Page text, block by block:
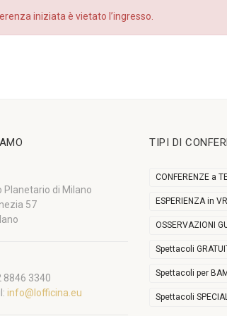
iniziata è vietato l’ingresso.
Planetario di Milano
57
8846 3340
info@lofficina.eu
TIPI DI
CONFERENZE a
ESPERIENZA in VR
OSSERVAZIONI
Spettacoli
Spettacoli per
Spettacoli